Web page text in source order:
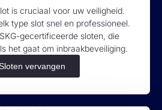
is cruciaal voor uw veiligheid.
type slot snel en professioneel.
gecertificeerde sloten, die
het gaat om inbraakbeveiliging.
vervangen